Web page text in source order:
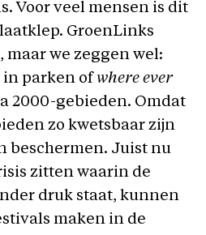
Voor veel mensen is dit
GroenLinks
we zeggen wel:
in parken ofwhere ever
2000-gebieden. Omdat
zo kwetsbaar zijn
beschermen. Juist nu
zitten waarin de
druk staat, kunnen
maken in de